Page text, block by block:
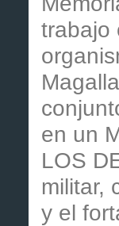
trabajo
en un
LOS
militar,
y el